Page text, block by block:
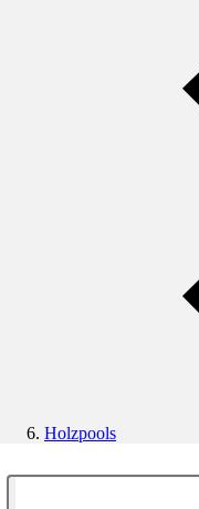
Holzpools